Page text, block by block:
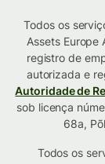
Todos os
Assets Europe
registro de
autorizada e
Autoridade de
sob licença
68a,
Todos os